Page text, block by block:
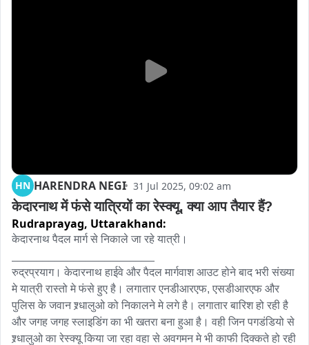
HN HARENDRA NEGI 31 Jul 2025, 09:02 am
केदारनाथ में फंसे यात्रियों का रेस्क्यू, क्या आप तैयार हैं?
Rudraprayag, Uttarakhand:
केदारनाथ पैदल मार्ग से निकाले जा रहे यात्री।
रुद्रप्रयाग। केदारनाथ हाईवे और पैदल मार्गवाश आउट होने बाद भरी संख्या
मे यात्री रास्तो मे फंसे हुए है। लगातार एनडीआरएफ, एसडीआरएफ और
पुलिस के जवान श्र्धालुओ को निकालने मे लगे है। लगातार बारिश हो रही है
और जगह जगह स्लाइडिंग का भी खतरा बना हुआ है। वही जिन पगडंडियो से
श्र्धालुओ का रेस्क्यू किया जा रहा वहा से अवगमन मे भी काफी दिक्कते हो रही